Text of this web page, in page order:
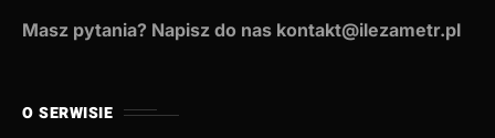
Masz pytania? Napisz do nas kontakt@ilezametr.pl
O SERWISIE